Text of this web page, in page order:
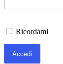
Ricordami